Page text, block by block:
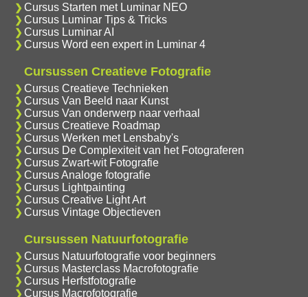
Cursus Starten met Luminar NEO
Cursus Luminar Tips & Tricks
Cursus Luminar AI
Cursus Word een expert in Luminar 4
Cursussen Creatieve Fotografie
Cursus Creatieve Technieken
Cursus Van Beeld naar Kunst
Cursus Van onderwerp naar verhaal
Cursus Creatieve Roadmap
Cursus Werken met Lensbaby's
Cursus De Complexiteit van het Fotograferen
Cursus Zwart-wit Fotografie
Cursus Analoge fotografie
Cursus Lightpainting
Cursus Creative Light Art
Cursus Vintage Objectieven
Cursussen Natuurfotografie
Cursus Natuurfotografie voor beginners
Cursus Masterclass Macrofotografie
Cursus Herfstfotografie
Cursus Macrofotografie